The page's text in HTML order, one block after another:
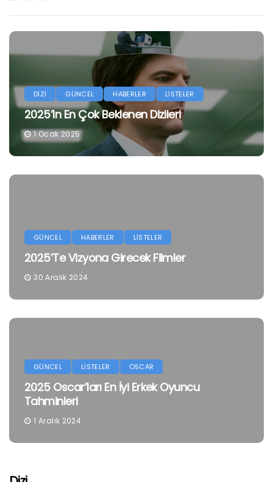
DİZİ GÜNCEL HABERLER LİSTELER
2025’in En Çok Beklenen Dizileri
1 Ocak 2025
GÜNCEL HABERLER LİSTELER
2025’te Vizyona Girecek Filmler
30 Aralık 2024
GÜNCEL LİSTELER OSCAR
2025 Oscar’ları En İyi Erkek Oyuncu
Tahminleri
1 Aralık 2024